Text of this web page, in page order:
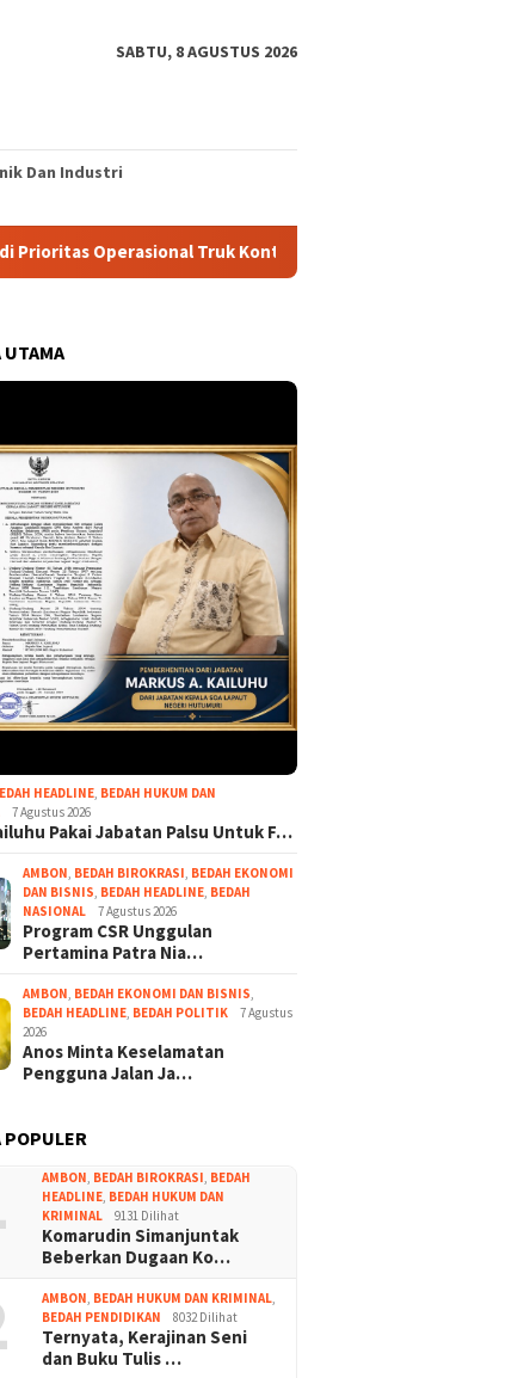
SABTU, 8 AGUSTUS 2026
Dan Industri
Truk Kontainer DWP Ambon Perkuat Pola Asuh
CSR Unggulan
Patra Niaga
Papua Maluku
5 Penghargaan ISRA
Anos Minta Keselamatan
Pengguna Jalan Jadi
Prioritas Operasional Truk
Kontainer
UTAMA
HEADLINE BEDAH HUKUM DAN
7 Agustus 2026
Pakai Jabatan Palsu Untuk F…
AMBON BEDAH BIROKRASI BEDAH EKONOMI
DAN BISNIS BEDAH HEADLINE BEDAH
NASIONAL
7 Agustus 2026
Program CSR Unggulan
Pertamina Patra Nia…
AMBON BEDAH EKONOMI DAN BISNIS
BEDAH HEADLINE BEDAH POLITIK
7 Agustus
2026
Anos Minta Keselamatan
Pengguna Jalan Ja…
POPULER
AMBON BEDAH BIROKRASI BEDAH
HEADLINE BEDAH HUKUM DAN
KRIMINAL
9131 Dilihat
Komarudin Simanjuntak
Beberkan Dugaan Ko…
AMBON BEDAH HUKUM DAN KRIMINAL
BEDAH PENDIDIKAN
8032 Dilihat
Ternyata, Kerajinan Seni
dan Buku Tulis …